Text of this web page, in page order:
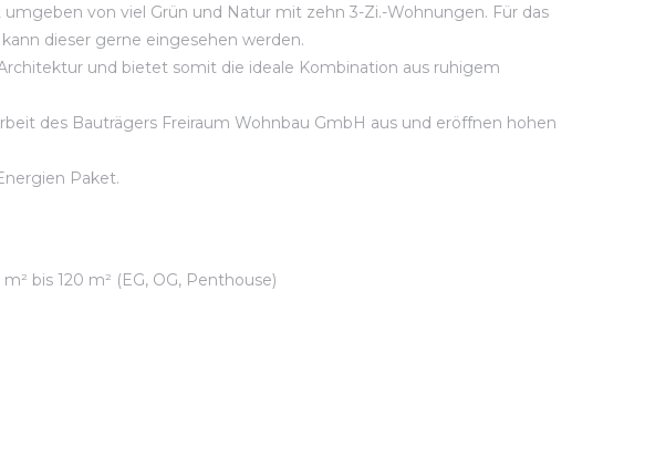
von viel Grün und Natur mit zehn 3-Zi.-Wohnungen. Für das
dieser gerne eingesehen werden.
und bietet somit die ideale Kombination aus ruhigem
des Bauträgers Freiraum Wohnbau GmbH aus und eröffnen hohen
Paket.
bis 120 m² (EG, OG, Penthouse)